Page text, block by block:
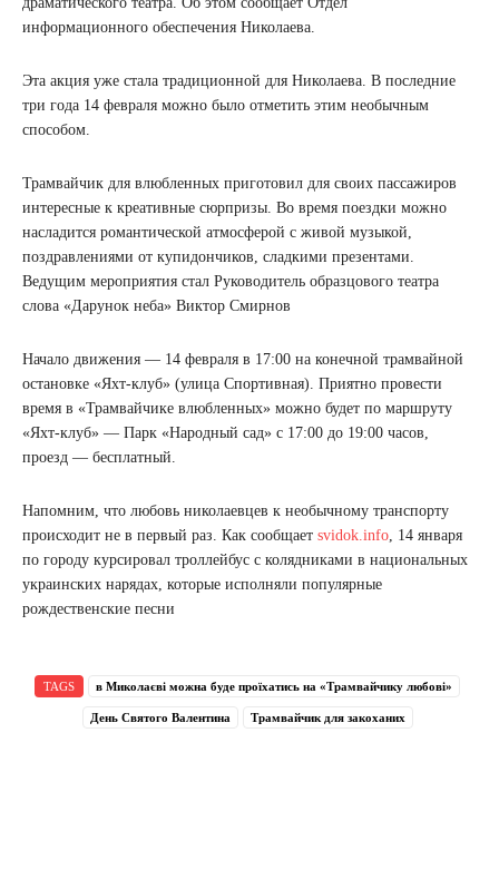
информационного обеспечения Николаева.
Эта акция уже стала традиционной для Николаева. В последние
три года 14 февраля можно было отметить этим необычным
способом.
Трамвайчик для влюбленных приготовил для своих пассажиров
интересные к креативные сюрпризы. Во время поездки можно
насладится романтической атмосферой с живой музыкой,
поздравлениями от купидончиков, сладкими презентами.
Ведущим мероприятия стал Руководитель образцового театра
слова «Дарунок неба» Виктор Смирнов
Начало движения — 14 февраля в 17:00 на конечной трамвайной
остановке «Яхт-клуб» (улица Спортивная). Приятно провести
время в «Трамвайчике влюбленных» можно будет по маршруту
«Яхт-клуб» — Парк «Народный сад» с 17:00 до 19:00 часов,
проезд — бесплатный.
Напомним, что любовь николаевцев к необычному транспорту
происходит не в первый раз. Как сообщает svidok.info , 14 января
по городу курсировал троллейбус с колядниками в национальных
украинских нарядах, которые исполняли популярные
рождественские песни
TAGS в Миколаєві можна буде проїхатись на «Трамвайчику любові»
День Святого Валентина Трамвайчик для закоханих